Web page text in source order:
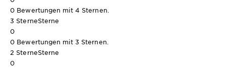
0 Bewertungen mit 4 Sternen.
3 SterneSterne
0
0 Bewertungen mit 3 Sternen.
2 SterneSterne
0